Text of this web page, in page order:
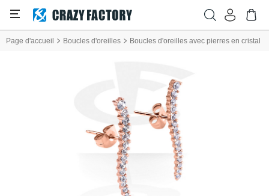
Page d'accueil Boucles d'oreilles Boucles d'oreilles avec pierres en cristal